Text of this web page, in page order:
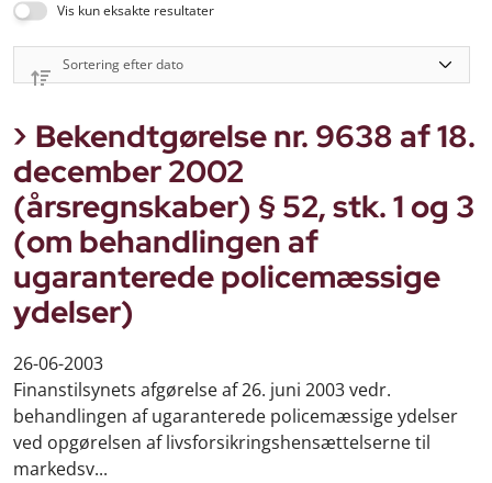
Vis kun eksakte resultater
Bekendtgørelse nr. 9638 af 18.
december 2002
(årsregnskaber) § 52, stk. 1 og 3
(om behandlingen af
ugaranterede policemæssige
ydelser)
26-06-2003
Finanstilsynets afgørelse af 26. juni 2003 vedr.
behandlingen af ugaranterede policemæssige ydelser
ved opgørelsen af livsforsikringshensættelserne til
markedsv...